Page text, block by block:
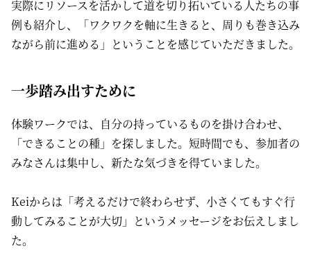
実際にリソースを活かして道を切り拓いている人たちの事
例も紹介し、「ワクワクを軸に生きると、周りも巻き込み
ながら前に進める」ということを感じていただきました。
一歩踏み出すために
体験ワークでは、自分の持っているものを掛け合わせ、
「できることの種」を探しました。短時間でも、参加者の
みなさんは集中し、新たな気づきを得ていました。
Keiからは「考えるだけで終わらせず、小さくてもすぐ行
動してみることが大切」というメッセージをお伝えしまし
た。